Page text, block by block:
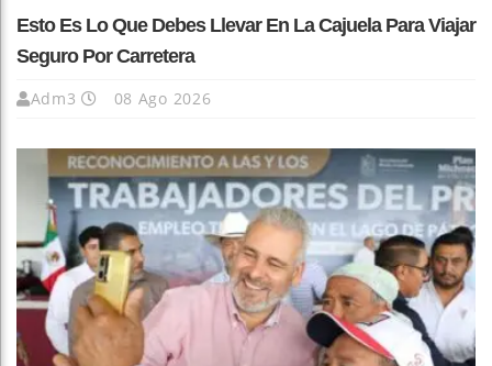
Esto Es Lo Que Debes Llevar En La Cajuela Para Viajar
Seguro Por Carretera
Adm3 08 Ago 2026